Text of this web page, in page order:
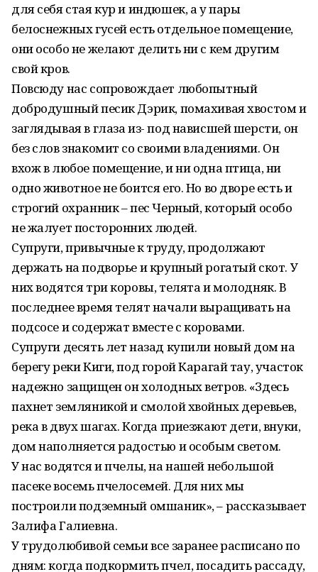
для себя стая кур и индюшек, а у пары
белоснежных гусей есть отдельное помещение,
они особо не желают делить ни с кем другим
свой кров.
Повсюду нас сопровождает любопытный
добродушный песик Дэрик, помахивая хвостом и
заглядывая в глаза из- под нависшей шерсти, он
без слов знакомит со своими владениями. Он
вхож в любое помещение, и ни одна птица, ни
одно животное не боится его. Но во дворе есть и
строгий охранник – пес Черный, который особо
не жалует посторонних людей.
Супруги, привычные к труду, продолжают
держать на подворье и крупный рогатый скот. У
них водятся три коровы, телята и молодняк. В
последнее время телят начали выращивать на
подсосе и содержат вместе с коровами.
Супруги десять лет назад купили новый дом на
берегу реки Киги, под горой Карагай тау, участок
надежно защищен он холодных ветров. «Здесь
пахнет земляникой и смолой хвойных деревьев,
река в двух шагах. Когда приезжают дети, внуки,
дом наполняется радостью и особым светом.
У нас водятся и пчелы, на нашей небольшой
пасеке восемь пчелосемей. Для них мы
построили подземный омшаник», – рассказывает
Залифа Галиевна.
У трудолюбивой семьи все заранее расписано по
дням: когда подкормить пчел, посадить рассаду,